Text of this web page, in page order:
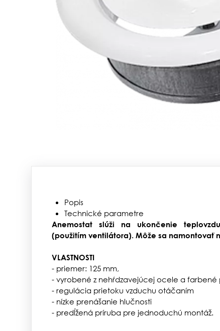
Popis
Technické parametre
Anemostat slúži na ukončenie
(použitím ventilátora). Môže sa namontovať
VLASTNOSTI
- priemer: 125 mm,
- vyrobené z nehŕdzavejúcej ocele a
- regulácia prietoku vzduchu otáčaním
- nízke prenášanie hlučnosti
- predĺžená príruba pre jednoduchú montáž.